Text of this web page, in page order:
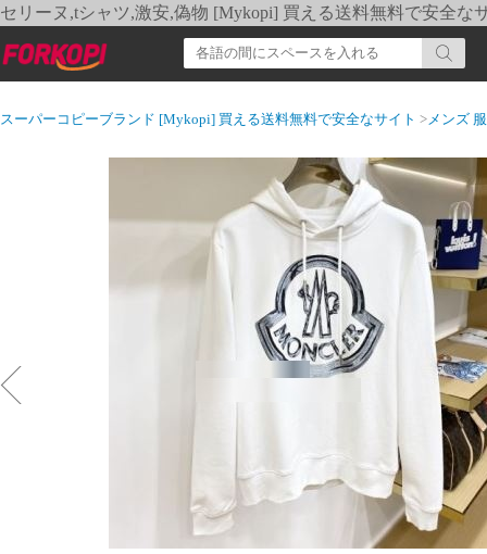
セリーヌ,tシャツ,激安,偽物 [Mykopi] 買える送料無料で安全な
スーパーコピーブランド [Mykopi] 買える送料無料で安全なサイト >メンズ 服